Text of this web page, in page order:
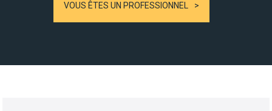
VOUS ÊTES UN PROFESSIONNEL